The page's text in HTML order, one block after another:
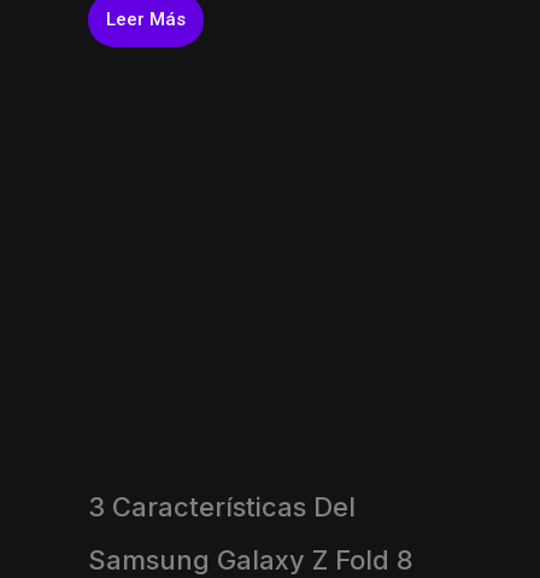
Leer Más
3 Características Del
Samsung Galaxy Z Fold 8